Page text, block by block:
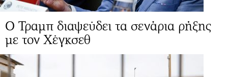
Ο Τραμπ διαψεύδει τα σενάρια ρήξης
με τον Χέγκσεθ